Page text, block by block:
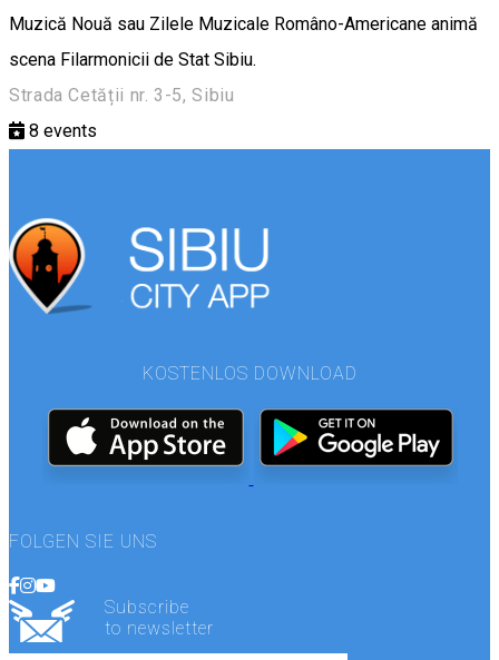
Muzică Nouă sau Zilele Muzicale Româno-Americane animă
scena Filarmonicii de Stat Sibiu.
Strada Cetății nr. 3-5, Sibiu
8 events
KOSTENLOS DOWNLOAD
FOLGEN SIE UNS
Subscribe
to newsletter